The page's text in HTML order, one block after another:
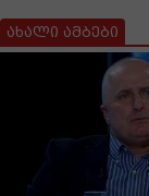
ახალი ამბები